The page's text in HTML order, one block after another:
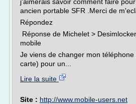
ancien portable SFR .Merci de
Répondez
Réponse de Michelet >
mobile
Je viens de changer mon
carte) pour un...
Lire la suite
Site : http://www.mobile-users.net